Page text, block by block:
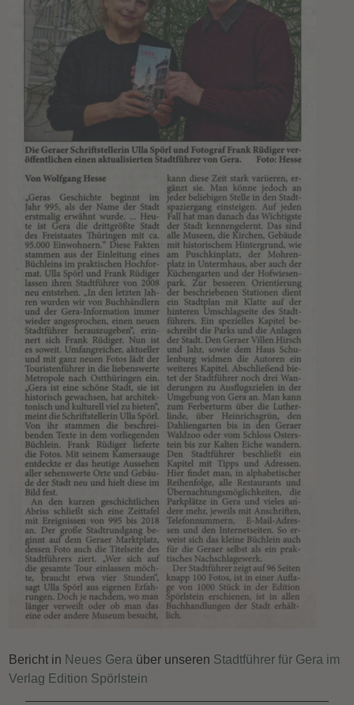
Bericht in Neues Gera über unseren Stadtführer für Gera im
Verlag Edition Spörlstein